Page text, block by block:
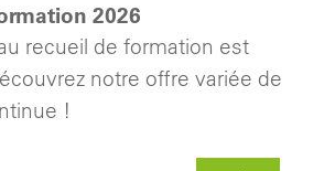
2026
recueil de formation est
notre offre variée de
!